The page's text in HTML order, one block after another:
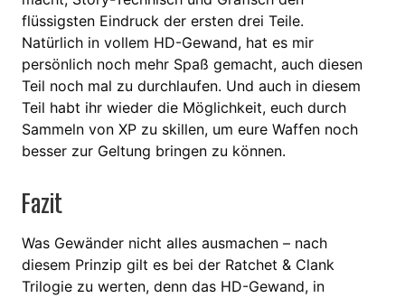
flüssigsten Eindruck der ersten drei Teile.
Natürlich in vollem HD-Gewand, hat es mir
persönlich noch mehr Spaß gemacht, auch diesen
Teil noch mal zu durchlaufen. Und auch in diesem
Teil habt ihr wieder die Möglichkeit, euch durch
Sammeln von XP zu skillen, um eure Waffen noch
besser zur Geltung bringen zu können.
Fazit
Was Gewänder nicht alles ausmachen – nach
diesem Prinzip gilt es bei der Ratchet & Clank
Trilogie zu werten, denn das HD-Gewand, in